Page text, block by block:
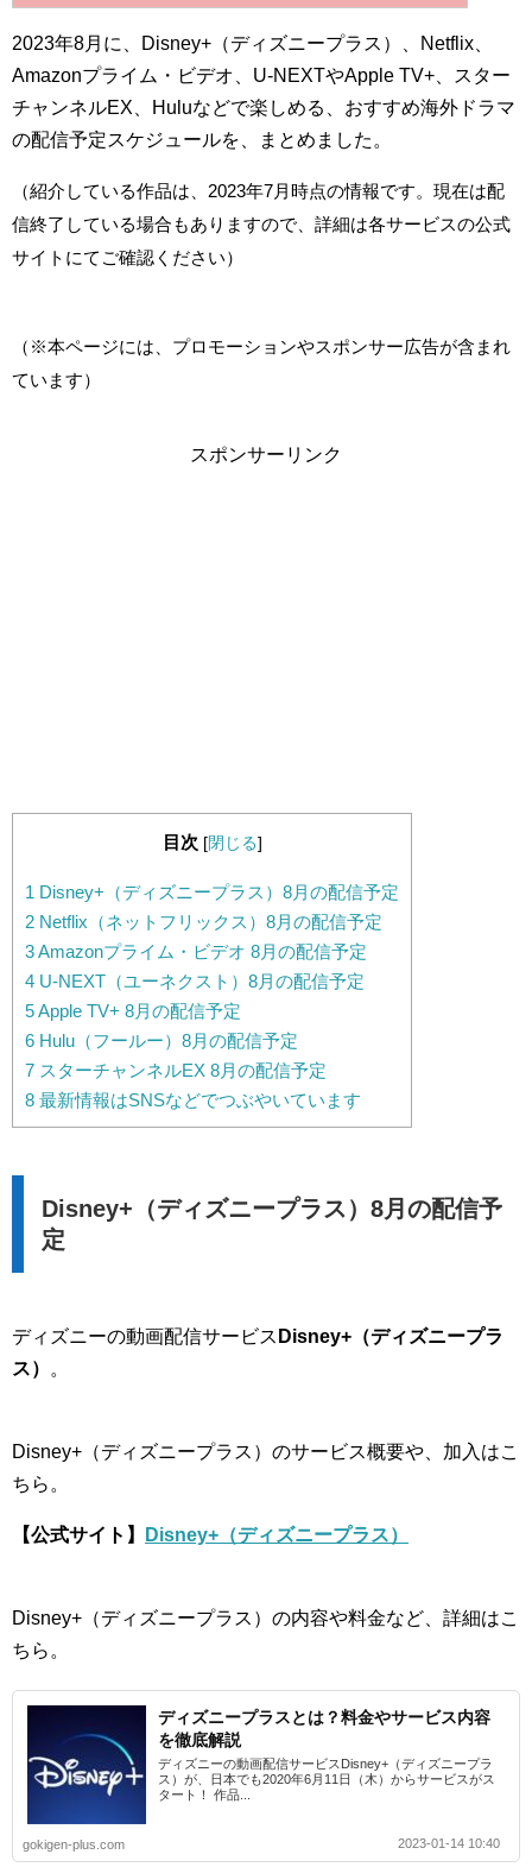
2023年8月に、Disney+（ディズニープラス）、Netflix、
Amazonプライム・ビデオ、U-NEXTやApple TV+、スター
チャンネルEX、Huluなどで楽しめる、おすすめ海外ドラマ
の配信予定スケジュールを、まとめました。
（紹介している作品は、2023年7月時点の情報です。現在は配
信終了している場合もありますので、詳細は各サービスの公式
サイトにてご確認ください）
（※本ページには、プロモーションやスポンサー広告が含まれ
ています）
スポンサーリンク
目次 [閉じる]
1 Disney+（ディズニープラス）8月の配信予定
2 Netflix（ネットフリックス）8月の配信予定
3Amazonプライム・ビデオ 8月の配信予定
4 U-NEXT（ユーネクスト）8月の配信予定
5Apple TV+ 8月の配信予定
6 Hulu（フールー）8月の配信予定
7 スターチャンネルEX 8月の配信予定
8 最新情報はSNSなどでつぶやいています
Disney+（ディズニープラス）8月の配信予
定
ディズニーの動画配信サービス Disney+（ディズニープラ
ス）
。
Disney+（ディズニープラス）のサービス概要や、加入はこ
ちら。
【公式サイト】 Disney+（ディズニープラス）
Disney+（ディズニープラス）の内容や料金など、詳細はこ
ちら。
ディズニープラスとは？料金やサービス内容
を徹底解説
ディズニーの動画配信サービスDisney+（ディズニープラ
ス）が、日本でも2020年6月11日（木）からサービスがス
タート！ 作品...
gokigen-plus.com 2023-01-14 10:40